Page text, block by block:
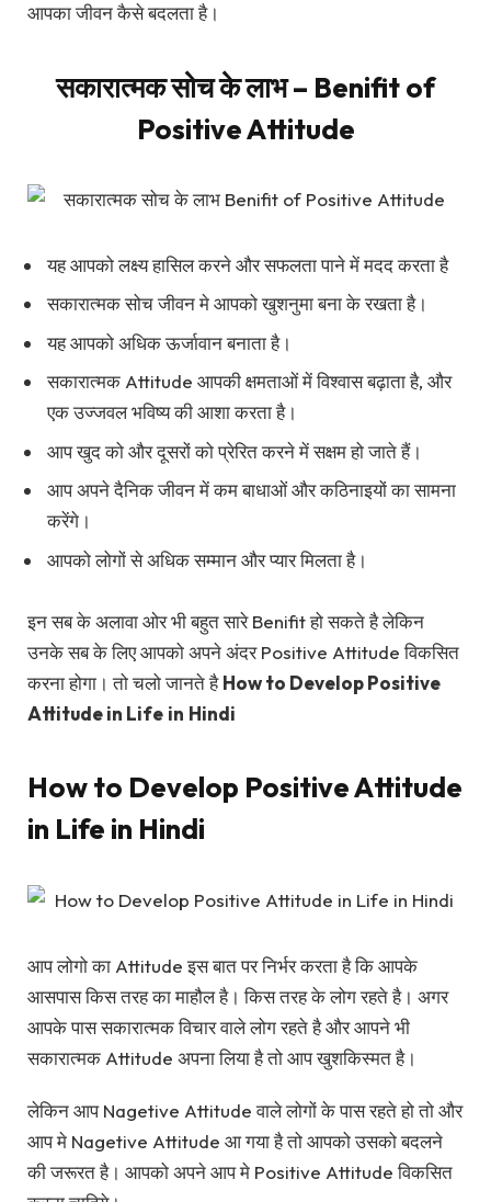
आपका जीवन कैसे बदलता है।
सकारात्मक सोच के लाभ – Benifit of
Positive Attitude
यह आपको लक्ष्य हासिल करने और सफलता पाने में मदद करता है
सकारात्मक सोच जीवन मे आपको खुशनुमा बना के रखता है।
यह आपको अधिक ऊर्जावान बनाता है।
सकारात्मक Attitude आपकी क्षमताओं में विश्वास बढ़ाता है, और
एक उज्जवल भविष्य की आशा करता है।
आप खुद को और दूसरों को प्रेरित करने में सक्षम हो जाते हैं।
आप अपने दैनिक जीवन में कम बाधाओं और कठिनाइयों का सामना
करेंगे।
आपको लोगों से अधिक सम्मान और प्यार मिलता है।
इन सब के अलावा ओर भी बहुत सारे Benifit हो सकते है लेकिन
उनके सब के लिए आपको अपने अंदर Positive Attitude विकसित
करना होगा। तो चलो जानते हैHow to Develop Positive
Attitude in Life in Hindi
How to Develop Positive Attitude
in Life in Hindi
आप लोगो का Attitude इस बात पर निर्भर करता है कि आपके
आसपास किस तरह का माहौल है। किस तरह के लोग रहते है। अगर
आपके पास सकारात्मक विचार वाले लोग रहते है और आपने भी
सकारात्मक Attitude अपना लिया है तो आप खुशकिस्मत है।
लेकिन आप Nagetive Attitude वाले लोगों के पास रहते हो तो और
आप मे Nagetive Attitude आ गया है तो आपको उसको बदलने
की जरूरत है। आपको अपने आप मे Positive Attitude विकसित